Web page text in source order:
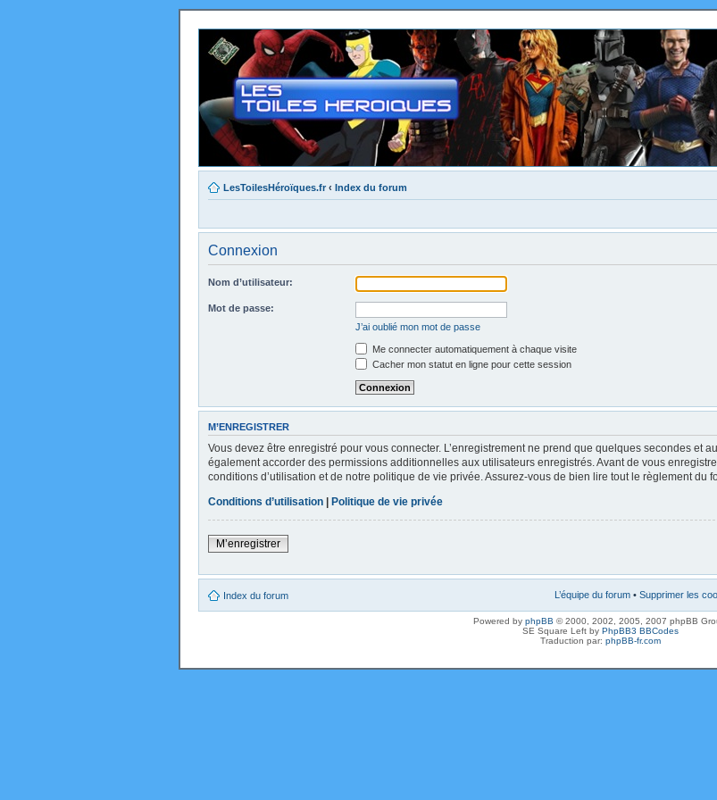
LesToilesHéroïques.fr ‹ Index du forum
Connexion
Nom d’utilisateur:
Mot de passe:
J’ai oublié mon mot de passe
Me connecter automatiquement à chaque visite
Cacher mon statut en ligne pour cette session
M’ENREGISTRER
Vous devez être enregistré pour vous connecter. L’enregistrement ne prend que quelques secondes et
également accorder des permissions additionnelles aux utilisateurs enregistrés. Avant de vous
conditions d’utilisation et de notre politique de vie privée. Assurez-vous de bien lire tout le règlement du
Conditions d’utilisation | Politique de vie privée
M’enregistrer
Index du forum L’équipe du forum • Supprimer les
Powered by phpBB © 2000, 2002, 2005, 2007 phpBB
SE Square Left by PhpBB3 BBCodes
Traduction par: phpBB-fr.com